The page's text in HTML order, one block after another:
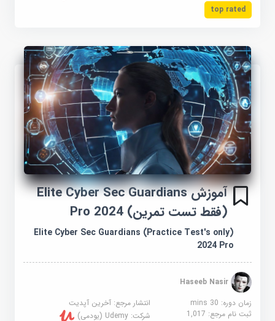
top rated
آموزش Elite Cyber ​​Sec Guardians
(فقط تست تمرین) 2024 Pro
Elite Cyber Sec Guardians (Practice Test's only)
2024 Pro
Haseeb Nasir
زمان دوره: 30 mins
انتشار مرجع:آخرین آپدیت
ثبت نام مرجع:1,017 شرکت:Udemy (یودمی)